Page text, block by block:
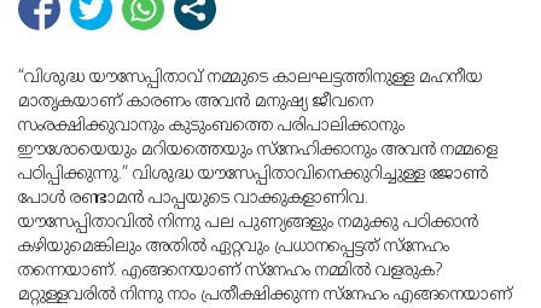
“വിശുദ്ധ യൗസേപ്പിതാവ് നമ്മുടെ കാലഘട്ടത്തിനുള്ള മഹനീയ
മാതൃകയാണ് കാരണം അവൻ മനുഷ്യ ജീവനെ
സംരക്ഷിക്കുവാനും കുടുംബത്തെ പരിപാലിക്കാനും
ഈശോയെയും മറിയത്തെയും സ്നേഹിക്കാനും അവൻ നമ്മളെ
പഠിപ്പിക്കുന്നു.” വിശുദ്ധ യൗസേപ്പിതാവിനെക്കുറിച്ചുള്ള ജോൺ
പോൾ രണ്ടാമൻ പാപ്പയുടെ വാക്കുകളാണിവ.
യൗസേപ്പിതാവിൽ നിന്നു പല പുണ്യങ്ങളും നമുക്കു പഠിക്കാൻ
കഴിയുമെങ്കിലും അതിൽ ഏറ്റവും പ്രധാനപ്പെട്ടത് സ്നേഹം
തന്നെയാണ്. എങ്ങനെയാണ് സ്നേഹം നമ്മിൽ വളരുക?
മറ്റുള്ളവരിൽ നിന്നു നാം പ്രതീക്ഷിക്കുന്ന സ്നേഹം എങ്ങനെയാണ്